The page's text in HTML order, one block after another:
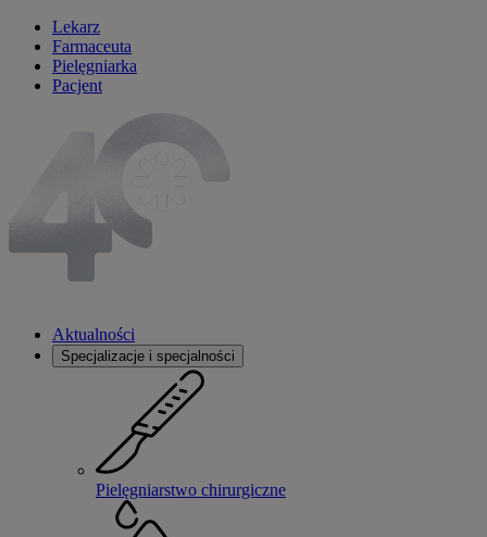
Lekarz
Farmaceuta
Pielęgniarka
Pacjent
Aktualności
Specjalizacje i specjalności
Pielęgniarstwo chirurgiczne